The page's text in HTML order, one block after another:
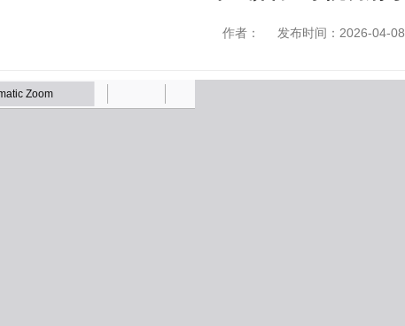
作者： 发布时间：2026-04-08